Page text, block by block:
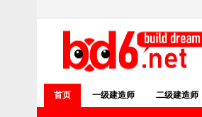
首页 一级建造师 二级建造师